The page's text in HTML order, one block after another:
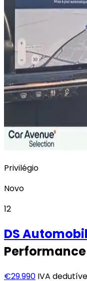
Privilégio
Novo
12
DS
€29.990 IVA